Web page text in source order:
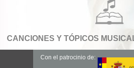
CANCIONES Y TÓPICOS
Con el patrocinio de: